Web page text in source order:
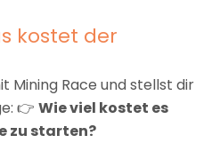
kostet der
Mining Race und stellst dir
👉 Wie viel kostet es
zu starten?